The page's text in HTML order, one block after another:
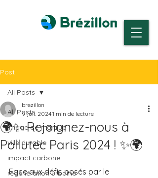
Post
All Posts
image de marque
ville durable
impact carbone
régénération urbaine
All Posts
🌍✨ Rejoignez-nous à
Pollutec Paris 2024 ! ✨🌍
brezillon
9 juil. 20241 min de lecture
Face aux défis posés par le